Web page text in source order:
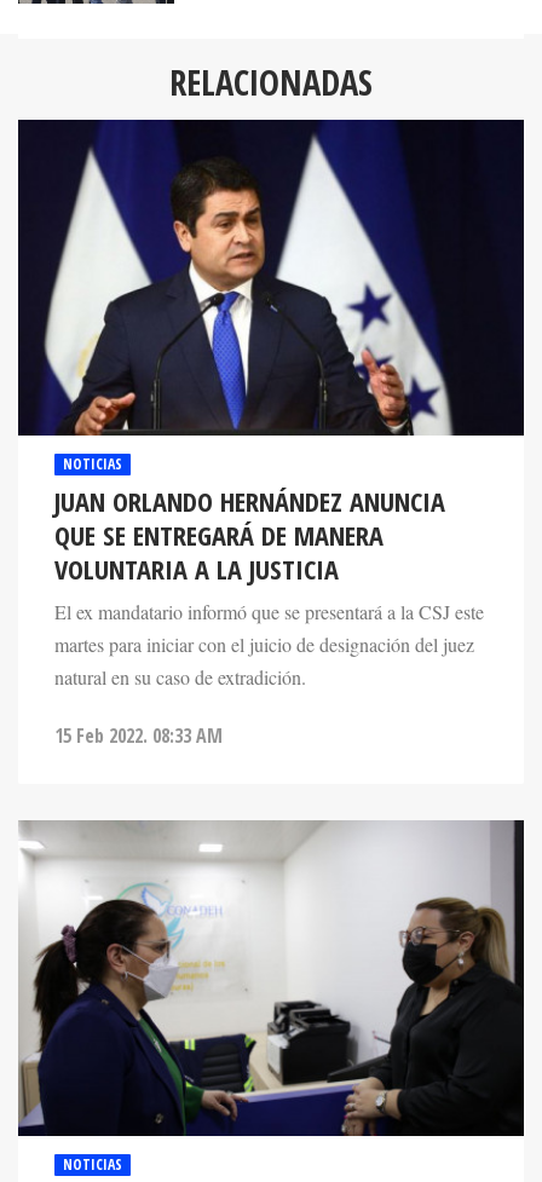
RELACIONADAS
NOTICIAS
JUAN ORLANDO HERNÁNDEZ ANUNCIA
QUE SE ENTREGARÁ DE MANERA
VOLUNTARIA A LA JUSTICIA
El ex mandatario informó que se presentará a la CSJ este
martes para iniciar con el juicio de designación del juez
natural en su caso de extradición.
15 Feb 2022. 08:33 AM
NOTICIAS